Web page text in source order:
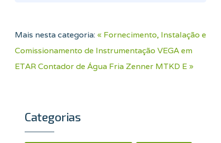
Mais nesta categoria:« Fornecimento, Instalação e
Comissionamento de Instrumentação VEGA em
ETARContador de Água Fria Zenner MTKD E »
Categorias